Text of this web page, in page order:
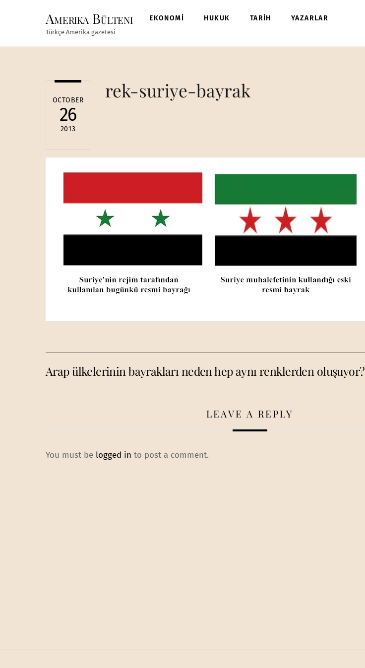
Amerika Bülteni
Türkçe Amerika gazetesi
EKONOMİ HUKUK TARİH YAZARLAR
OCTOBER
26
2013
rek-suriye-bayrak
Arap ülkelerinin bayrakları neden hep aynı renklerden oluşuyor?
LEAVE A REPLY
You must be logged in to post a comment.